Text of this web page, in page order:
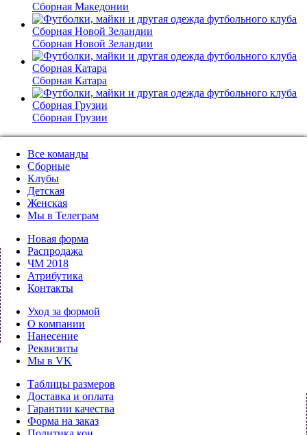
Сборная Македонии
Сборная Новой Зеландии
Сборная Катара
Сборная Грузии
Все команды
Сборные
Клубы
Детская
Женская
Мы в Телеграм
Новая форма
Распродажа
ЧМ 2018
Атрибутика
Контакты
Уход за формой
О компании
Нанесение
Реквизиты
Мы в VK
Таблицы размеров
Доставка и оплата
Гарантии качества
Форма на заказ